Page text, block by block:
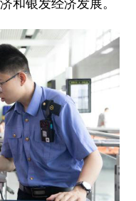
和银发经济发展。